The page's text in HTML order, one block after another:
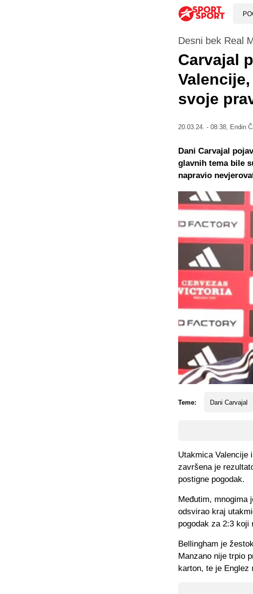
Desni bek Real
Carvajal
svoje
20.03.24. - 08:38, Endin
Teme: Dani Carvajal
Dani Carvajal
glavnih tema bile
napravio
Utakmica Valencije
završena je
postigne pogodak.
Međutim, mnogima
odsvirao kraj
pogodak za 2:3 koji
Bellingham je
Manzano nije trpio
karton, te je Englez